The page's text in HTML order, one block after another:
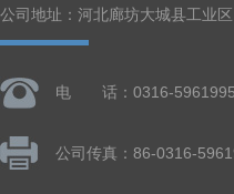
公司地址：河北廊坊大城县工业
电 话：0316-5961995
公司传真：86-0316-